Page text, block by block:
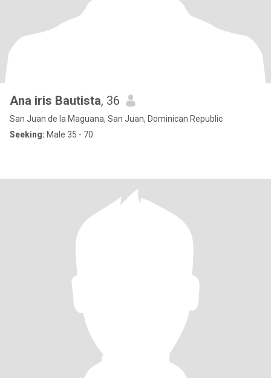
Ana iris Bautista, 36
San Juan de la Maguana, San Juan, Dominican Republic
Seeking: Male 35 - 70